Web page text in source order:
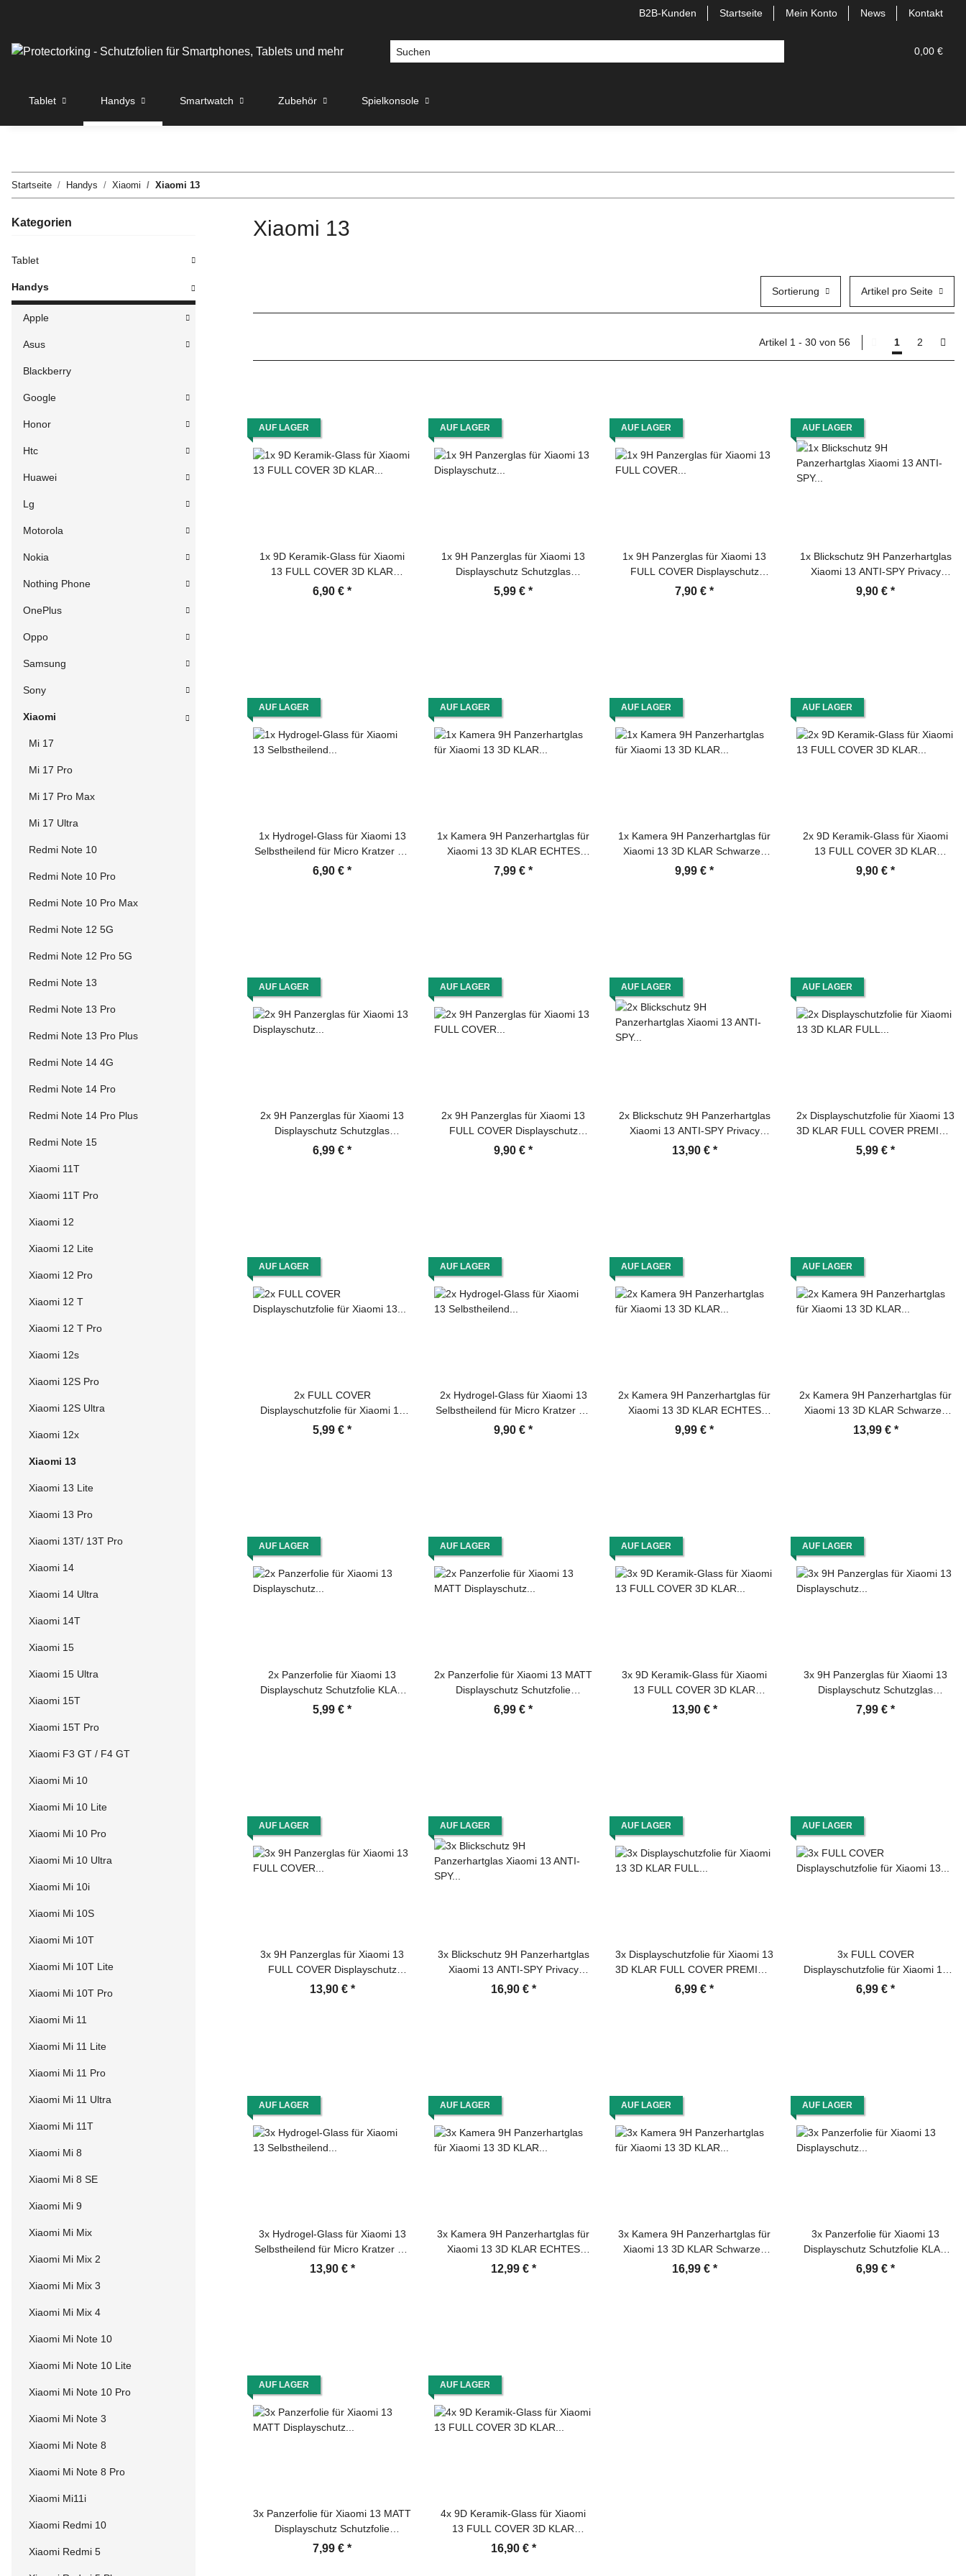
B2B-Kunden Startseite Mein Konto News Kontakt
0,00 €
Tablet Handys Smartwatch Zubehör Spielkonsole
Startseite Handys Xiaomi Xiaomi 13
Xiaomi 13
Sortierung Artikel pro Seite
Artikel 1 - 30 von 56 1 2
AUF LAGER
1x 9D Keramik-Glass für Xiaomi
13 FULL COVER 3D KLAR
Panzerfolie Displayschutz
6,90 € *
AUF LAGER
1x 9H Panzerglas für Xiaomi 13
Displayschutz Schutzglas
Panzerfolie Schutzfolie Hartglas
5,99 € *
AUF LAGER
1x 9H Panzerglas für Xiaomi 13
FULL COVER Displayschutz
Schutzglas Hartglas Schutzfolie
7,90 € *
AUF LAGER
1x Blickschutz 9H Panzerhartglas
Xiaomi 13 ANTI-SPY Privacy
Displayschutz Panzerfolie
9,90 € *
AUF LAGER
1x Hydrogel-Glass für Xiaomi 13
Selbstheilend für Micro Kratzer 3D
KLAR Panzerfolie Displayschutz
6,90 € *
AUF LAGER
1x Kamera 9H Panzerhartglas für
Xiaomi 13 3D KLAR ECHTES
TEMPERED Panzerglas
7,99 € *
AUF LAGER
1x Kamera 9H Panzerhartglas für
Xiaomi 13 3D KLAR Schwarzes
ECHTES TEMPERED Panzerglas
9,99 € *
AUF LAGER
2x 9D Keramik-Glass für Xiaomi
13 FULL COVER 3D KLAR
Panzerfolie Displayschutz
9,90 € *
AUF LAGER
2x 9H Panzerglas für Xiaomi 13
Displayschutz Schutzglas
Panzerfolie Schutzfolie Hartglas
6,99 € *
AUF LAGER
2x 9H Panzerglas für Xiaomi 13
FULL COVER Displayschutz
Schutzglas Hartglas Schutzfolie
9,90 € *
AUF LAGER
2x Blickschutz 9H Panzerhartglas
Xiaomi 13 ANTI-SPY Privacy
Displayschutz Panzerfolie
13,90 € *
AUF LAGER
2x Displayschutzfolie für Xiaomi 13
3D KLAR FULL COVER PREMIUM
Displayschutz Schutzfolie Folie
5,99 € *
AUF LAGER
2x FULL COVER
Displayschutzfolie für Xiaomi 13
PREMIUM MATT ENTSPIEGELT
5,99 € *
AUF LAGER
2x Hydrogel-Glass für Xiaomi 13
Selbstheilend für Micro Kratzer 3D
KLAR Panzerfolie Displayschutz
9,90 € *
AUF LAGER
2x Kamera 9H Panzerhartglas für
Xiaomi 13 3D KLAR ECHTES
TEMPERED Panzerglas
9,99 € *
AUF LAGER
2x Kamera 9H Panzerhartglas für
Xiaomi 13 3D KLAR Schwarzes
ECHTES TEMPERED Panzerglas
13,99 € *
AUF LAGER
2x Panzerfolie für Xiaomi 13
Displayschutz Schutzfolie KLAR
ANTI-SHOCK/ ANTI-KRATZ/
5,99 € *
AUF LAGER
2x Panzerfolie für Xiaomi 13 MATT
Displayschutz Schutzfolie
Entspiegelt ANTI-SHOCK/ ANTI-
6,99 € *
AUF LAGER
3x 9D Keramik-Glass für Xiaomi
13 FULL COVER 3D KLAR
Panzerfolie Displayschutz
13,90 € *
AUF LAGER
3x 9H Panzerglas für Xiaomi 13
Displayschutz Schutzglas
Panzerfolie Schutzfolie Hartglas
7,99 € *
AUF LAGER
3x 9H Panzerglas für Xiaomi 13
FULL COVER Displayschutz
Schutzglas Hartglas Schutzfolie
13,90 € *
AUF LAGER
3x Blickschutz 9H Panzerhartglas
Xiaomi 13 ANTI-SPY Privacy
Displayschutz Panzerfolie
16,90 € *
AUF LAGER
3x Displayschutzfolie für Xiaomi 13
3D KLAR FULL COVER PREMIUM
Displayschutz Schutzfolie Folie
6,99 € *
AUF LAGER
3x FULL COVER
Displayschutzfolie für Xiaomi 13
PREMIUM MATT ENTSPIEGELT
6,99 € *
AUF LAGER
3x Hydrogel-Glass für Xiaomi 13
Selbstheilend für Micro Kratzer 3D
KLAR Panzerfolie Displayschutz
13,90 € *
AUF LAGER
3x Kamera 9H Panzerhartglas für
Xiaomi 13 3D KLAR ECHTES
TEMPERED Panzerglas
12,99 € *
AUF LAGER
3x Kamera 9H Panzerhartglas für
Xiaomi 13 3D KLAR Schwarzes
ECHTES TEMPERED Panzerglas
16,99 € *
AUF LAGER
3x Panzerfolie für Xiaomi 13
Displayschutz Schutzfolie KLAR
ANTI-SHOCK/ ANTI-KRATZ/
6,99 € *
AUF LAGER
3x Panzerfolie für Xiaomi 13 MATT
Displayschutz Schutzfolie
Entspiegelt ANTI-SHOCK/ ANTI-
7,99 € *
AUF LAGER
4x 9D Keramik-Glass für Xiaomi
13 FULL COVER 3D KLAR
Panzerfolie Displayschutz
16,90 € *
Kategorien
Tablet
Handys
Apple
Asus
Blackberry
Google
Honor
Htc
Huawei
Lg
Motorola
Nokia
Nothing Phone
OnePlus
Oppo
Samsung
Sony
Xiaomi
Mi 17
Mi 17 Pro
Mi 17 Pro Max
Mi 17 Ultra
Redmi Note 10
Redmi Note 10 Pro
Redmi Note 10 Pro Max
Redmi Note 12 5G
Redmi Note 12 Pro 5G
Redmi Note 13
Redmi Note 13 Pro
Redmi Note 13 Pro Plus
Redmi Note 14 4G
Redmi Note 14 Pro
Redmi Note 14 Pro Plus
Redmi Note 15
Xiaomi 11T
Xiaomi 11T Pro
Xiaomi 12
Xiaomi 12 Lite
Xiaomi 12 Pro
Xiaomi 12 T
Xiaomi 12 T Pro
Xiaomi 12s
Xiaomi 12S Pro
Xiaomi 12S Ultra
Xiaomi 12x
Xiaomi 13
Xiaomi 13 Lite
Xiaomi 13 Pro
Xiaomi 13T/ 13T Pro
Xiaomi 14
Xiaomi 14 Ultra
Xiaomi 14T
Xiaomi 15
Xiaomi 15 Ultra
Xiaomi 15T
Xiaomi 15T Pro
Xiaomi F3 GT / F4 GT
Xiaomi Mi 10
Xiaomi Mi 10 Lite
Xiaomi Mi 10 Pro
Xiaomi Mi 10 Ultra
Xiaomi Mi 10i
Xiaomi Mi 10S
Xiaomi Mi 10T
Xiaomi Mi 10T Lite
Xiaomi Mi 10T Pro
Xiaomi Mi 11
Xiaomi Mi 11 Lite
Xiaomi Mi 11 Pro
Xiaomi Mi 11 Ultra
Xiaomi Mi 11T
Xiaomi Mi 8
Xiaomi Mi 8 SE
Xiaomi Mi 9
Xiaomi Mi Mix
Xiaomi Mi Mix 2
Xiaomi Mi Mix 3
Xiaomi Mi Mix 4
Xiaomi Mi Note 10
Xiaomi Mi Note 10 Lite
Xiaomi Mi Note 10 Pro
Xiaomi Mi Note 3
Xiaomi Mi Note 8
Xiaomi Mi Note 8 Pro
Xiaomi Mi11i
Xiaomi Redmi 10
Xiaomi Redmi 5